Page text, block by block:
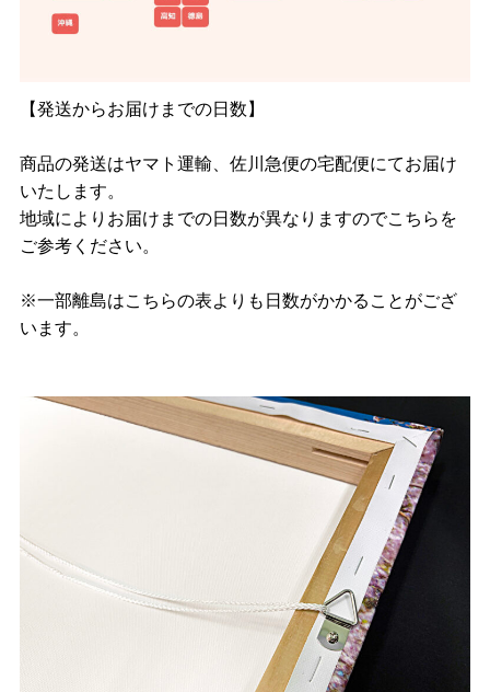
【発送からお届けまでの日数】
商品の発送はヤマト運輸、佐川急便の宅配便にてお届け
いたします。
地域によりお届けまでの日数が異なりますのでこちらを
ご参考ください。
※一部離島はこちらの表よりも日数がかかることがござ
います。